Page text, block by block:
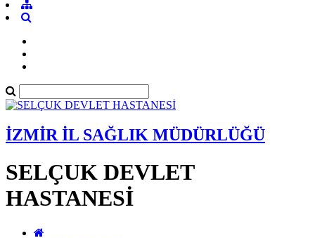
İZMİR İL SAĞLIK MÜDÜRLÜĞÜ
SELÇUK DEVLET
HASTANESİ